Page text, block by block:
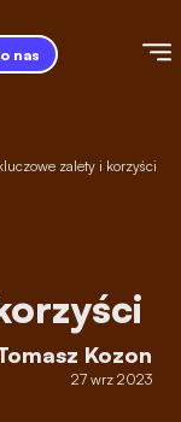
nas
zalety i korzyści
Kozon
27 wrz 2023